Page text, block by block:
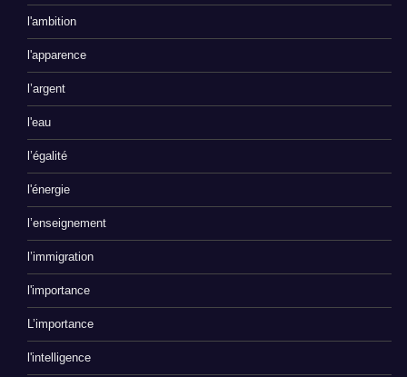
l'ambition
l'apparence
l’argent
l'eau
l’égalité
l'énergie
l’enseignement
l’immigration
l'importance
L’importance
l'intelligence